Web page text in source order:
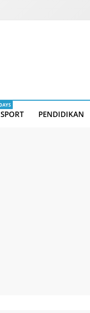
SPORT PENDIDIKAN